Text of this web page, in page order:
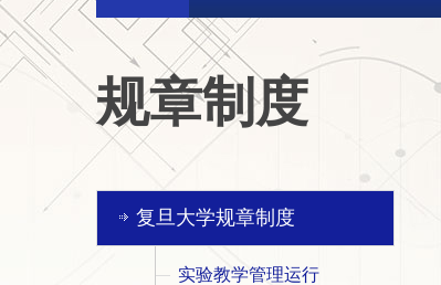
规章制度
复旦大学规章制度
实验教学管理运行